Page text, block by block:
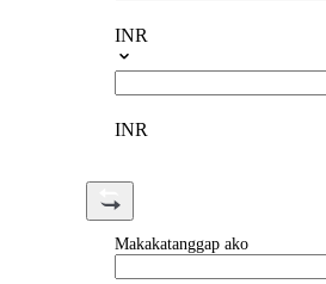
INR
INR
Makakatanggap ako